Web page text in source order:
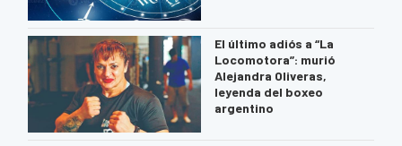
El último adiós a “La
Locomotora”: murió
Alejandra Oliveras,
leyenda del boxeo
argentino